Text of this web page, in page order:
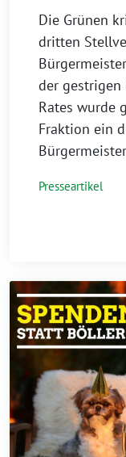
Die Grünen
dritten
der
Rates wurde
Fraktion ein
Presseartikel